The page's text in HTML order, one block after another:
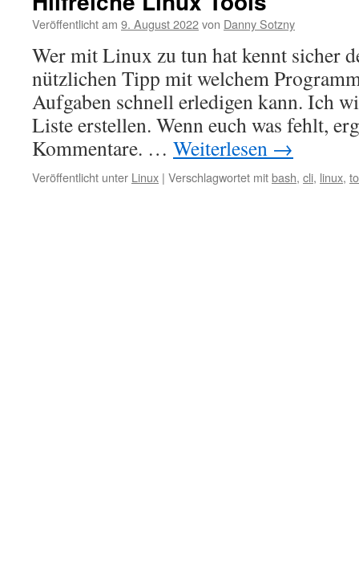
Veröffentlicht am 9. August 2022von Danny Sotzny
Wer mit Linux zu tun hat kennt sicher
nützlichen Tipp mit welchem
Aufgaben schnell erledigen kann. Ich
Liste erstellen. Wenn euch was fehlt,
Kommentare. … Weiterlesen →
Veröffentlicht unter Linux | Verschlagwortet mitbash, cli, linux,